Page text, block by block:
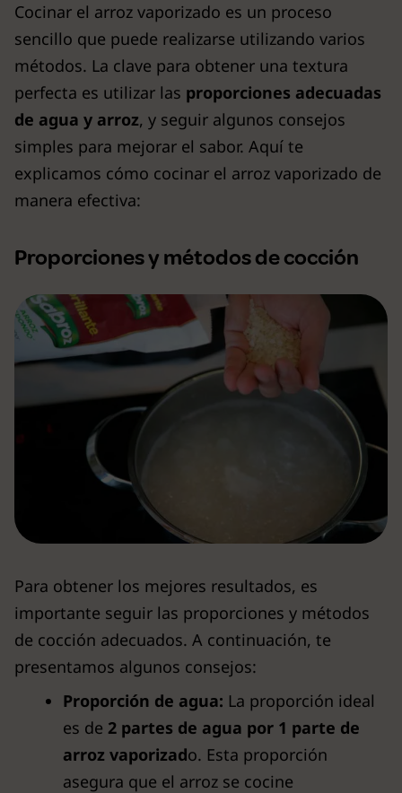
Cocinar el arroz vaporizado es un proceso
sencillo que puede realizarse utilizando varios
métodos. La clave para obtener una textura
perfecta es utilizar las proporciones adecuadas
de agua y arroz, y seguir algunos consejos
simples para mejorar el sabor. Aquí te
explicamos cómo cocinar el arroz vaporizado de
manera efectiva:
Proporciones y métodos de cocción
Para obtener los mejores resultados, es
importante seguir las proporciones y métodos
de cocción adecuados. A continuación, te
presentamos algunos consejos:
Proporción de agua: La proporción ideal
es de 2 partes de agua por 1 parte de
arroz vaporizado. Esta proporción
asegura que el arroz se cocine